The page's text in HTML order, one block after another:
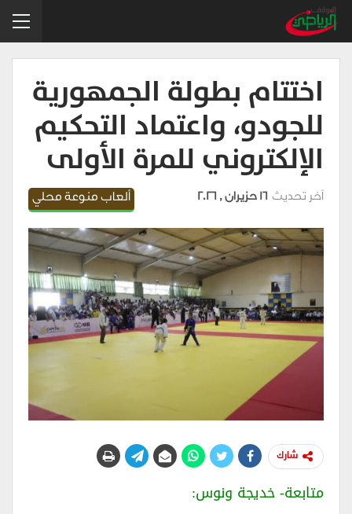
اختتام بطولة الجمهورية
للجودو، واعتماد التحكيم
الإلكتروني للمرة الأولى
ألعاب منوعة محلي آخر تحديث16 حزيران , 2026
شارك
متابعة- خديجة ونوس: